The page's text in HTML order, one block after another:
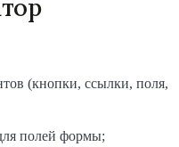
(кнопки, ссылки, поля,
полей формы;